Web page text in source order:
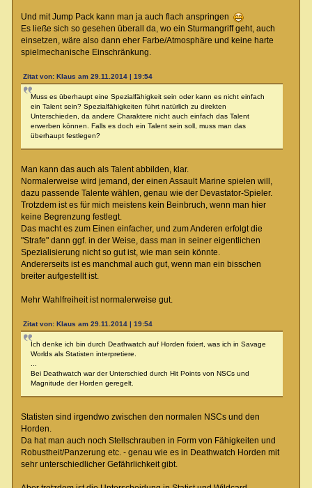
Und mit Jump Pack kann man ja auch flach anspringen
Es ließe sich so gesehen überall da, wo ein Sturmangriff geht, auch
einsetzen, wäre also dann eher Farbe/Atmosphäre und keine harte
spielmechanische Einschränkung.
Zitat von: Klaus am 29.11.2014 | 19:54
Muss es überhaupt eine Spezialfähigkeit sein oder kann es nicht einfach
ein Talent sein? Spezialfähigkeiten führt natürlich zu direkten
Unterschieden, da andere Charaktere nicht auch einfach das Talent
erwerben können. Falls es doch ein Talent sein soll, muss man das
überhaupt festlegen?
Man kann das auch als Talent abbilden, klar.
Normalerweise wird jemand, der einen Assault Marine spielen will,
dazu passende Talente wählen, genau wie der Devastator-Spieler.
Trotzdem ist es für mich meistens kein Beinbruch, wenn man hier
keine Begrenzung festlegt.
Das macht es zum Einen einfacher, und zum Anderen erfolgt die
"Strafe" dann ggf. in der Weise, dass man in seiner eigentlichen
Spezialisierung nicht so gut ist, wie man sein könnte.
Andererseits ist es manchmal auch gut, wenn man ein bisschen
breiter aufgestellt ist.
Mehr Wahlfreiheit ist normalerweise gut.
Zitat von: Klaus am 29.11.2014 | 19:54
Ich denke ich bin durch Deathwatch auf Horden fixiert, was ich in Savage
Worlds als Statisten interpretiere.
Bei Deathwatch war der Unterschied durch Hit Points von NSCs und
Magnitude der Horden geregelt.
Statisten sind irgendwo zwischen den normalen NSCs und den
Horden.
Da hat man auch noch Stellschrauben in Form von Fähigkeiten und
Robustheit/Panzerung etc. - genau wie es in Deathwatch Horden mit
sehr unterschiedlicher Gefährlichkeit gibt.